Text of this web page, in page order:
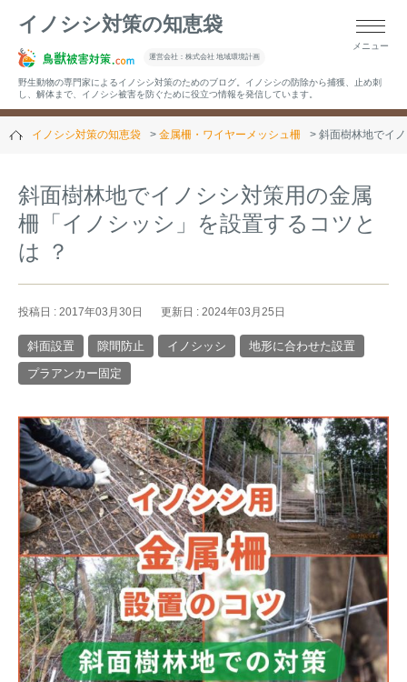
イノシシ対策の知恵袋
運営会社：株式会社 地域環境計画
野生動物の専門家によるイノシシ対策のためのブログ。イノシシの防除から捕獲、止め刺
し、解体まで、イノシシ被害を防ぐために役立つ情報を発信しています。
メニュー
▼キーワードから記事を探す
▼過去の記事
【イノシシの止め刺し】補て
い具（保定具）を使って安全
に止め刺しを行う方法
トレイルカメラ設置方法を工
夫して「空うち」を減らす～
失敗する設置例もご紹介～
メルマガ登録 お役立ち資料
イノシシ対策の知恵袋 金属柵・ワイヤーメッシュ柵 斜面樹林地でイ
斜面樹林地でイノシシ対策用の金属
柵「イノシッシ」を設置するコツと
は ？
投稿日 : 2017年03月30日 更新日 : 2024年03月25日
斜面設置 隙間防止 イノシッシ
地形に合わせた設置
プラアンカー固定